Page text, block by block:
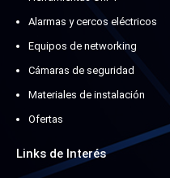
Alarmas y cercos eléctricos
Equipos de networking
Cámaras de seguridad
Materiales de instalación
Ofertas
Links de Interés